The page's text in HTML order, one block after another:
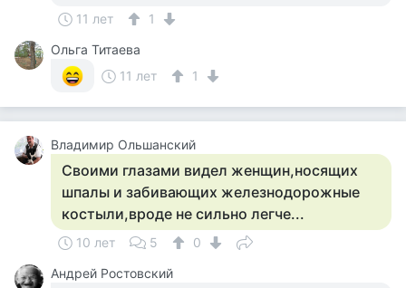
11 лет
1
Ольга Титаева
11 лет
1
Владимир Ольшанский
Своими глазами видел женщин,носящих
шпалы и забивающих железнодорожные
костыли,вроде не сильно легче...
10 лет 5
0
Андрей Ростовский